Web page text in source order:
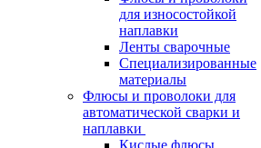
для износостойкой
наплавки
Ленты сварочные
Специализированные
материалы
Флюсы и проволоки для
автоматической сварки и
наплавки
Кислые флюсы